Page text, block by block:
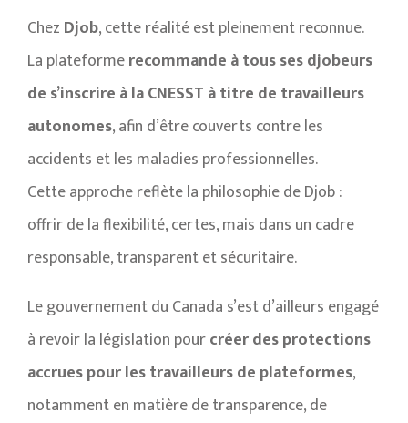
Chez Djob, cette réalité est pleinement reconnue.
La plateformerecommande à tous ses djobeurs
de s’inscrire à la CNESST à titre de travailleurs
autonomes, afin d’être couverts contre les
accidents et les maladies professionnelles.
Cette approche reflète la philosophie de Djob :
offrir de la flexibilité, certes, mais dans un cadre
responsable, transparent et sécuritaire.
Le gouvernement du Canada s’est d’ailleurs engagé
à revoir la législation pourcréer des protections
accrues pour les travailleurs de plateformes,
notamment en matière de transparence, de